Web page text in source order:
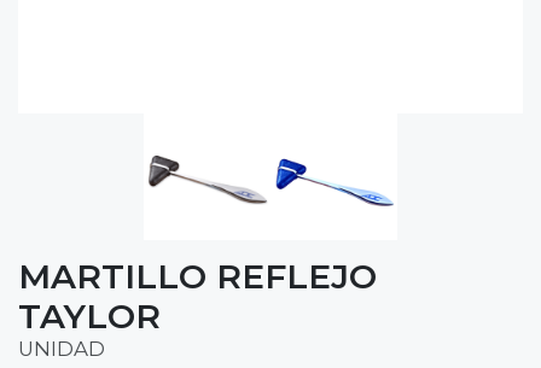
MARTILLO REFLEJO
TAYLOR
UNIDAD